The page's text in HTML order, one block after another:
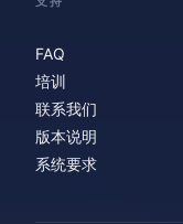
FAQ
培训
联系我们
版本说明
系统要求